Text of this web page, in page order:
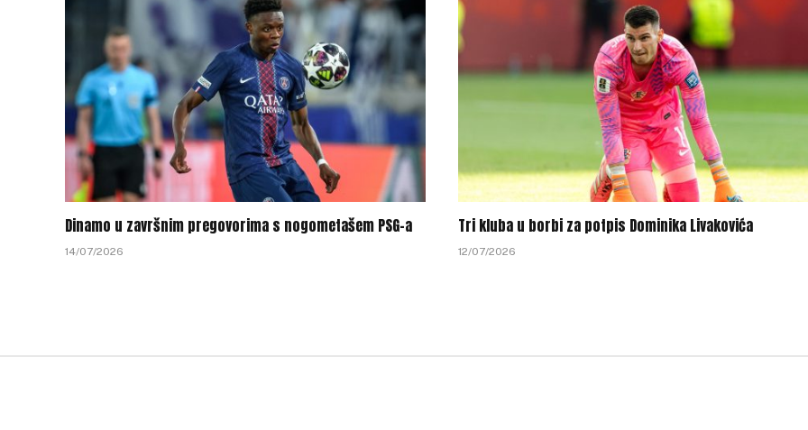
Dinamo u završnim pregovorima s nogometašem PSG-a
14/07/2026
Tri kluba u borbi za potpis Dominika Livakovića
12/07/2026